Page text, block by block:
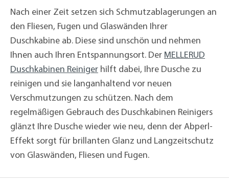
Nach einer Zeit setzen sich Schmutzablagerungen an
den Fliesen, Fugen und Glaswänden Ihrer
Duschkabine ab. Diese sind unschön und nehmen
Ihnen auch Ihren Entspannungsort. Der MELLERUD
Duschkabinen Reiniger hilft dabei, Ihre Dusche zu
reinigen und sie langanhaltend vor neuen
Verschmutzungen zu schützen. Nach dem
regelmäßigen Gebrauch des Duschkabinen Reinigers
glänzt Ihre Dusche wieder wie neu, denn der Abperl-
Effekt sorgt für brillanten Glanz und Langzeitschutz
von Glaswänden, Fliesen und Fugen.